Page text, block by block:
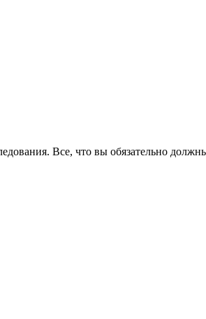
Все, что вы обязательно